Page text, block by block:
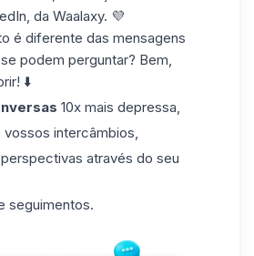
da Waalaxy. 💜
é diferente das mensagens
podem perguntar? Bem,
⬇️
10x mais depressa,
intercâmbios,
através do seu
seguimentos.